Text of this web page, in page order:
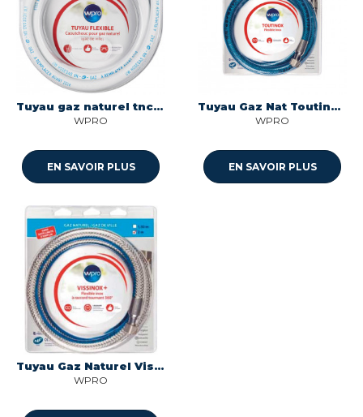
Tuyau gaz naturel tnc200 2m 10ans embout mecanique Wpro 481100000220
WPRO
EN SAVOIR PLUS
Tuyau Gaz Nat Toutinox Wpro
WPRO
EN SAVOIR PLUS
Tuyau Gaz Naturel Vissonox+ Wpro
WPRO